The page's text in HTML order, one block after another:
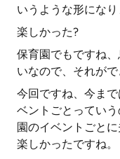
いうような形になり
楽しかった?
保育園でもですね
いなので、それがで
今回ですね、今ま
ベントごとってい
園のイベントごと
楽しかったですね。